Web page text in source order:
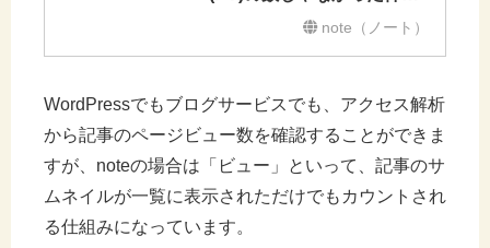
note（ノート）
WordPressでもブログサービスでも、アクセス解析
から記事のページビュー数を確認することができま
すが、noteの場合は「ビュー」といって、記事のサ
ムネイルが一覧に表示されただけでもカウントされ
る仕組みになっています。